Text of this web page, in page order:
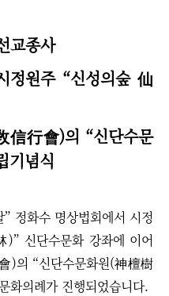
교종사
정원주 “신성의숲 仙
信行會)의 “신단수문
기념식
정화수 명상법회에서 시정
신단수문화 강좌에 이어
)의 “신단수문화원(神檀樹
화의례가 진행되었습니다.